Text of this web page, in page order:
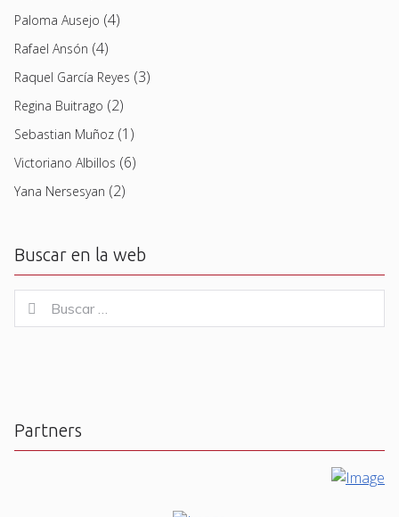
Paloma Ausejo (4)
Rafael Ansón (4)
Raquel García Reyes (3)
Regina Buitrago (2)
Sebastian Muñoz (1)
Victoriano Albillos (6)
Yana Nersesyan (2)
Buscar en la web
for:
Buscar
Partners